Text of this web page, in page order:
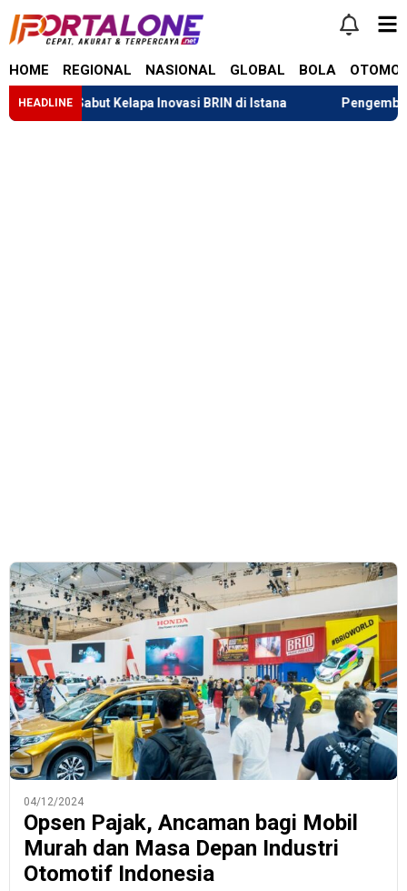
HOME REGIONAL NASIONAL GLOBAL BOLA
HEADLINE
Sabut Kelapa Inovasi BRIN di Istana Pengembalian
04/12/2024
Opsen Pajak, Ancaman bagi Mobil
Murah dan Masa Depan Industri
Otomotif Indonesia